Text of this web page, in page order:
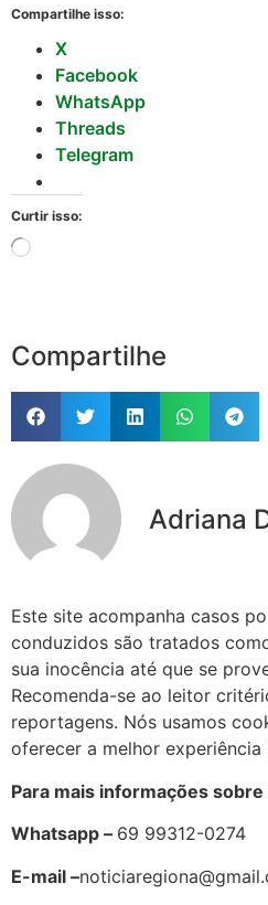
Compartilhe isso:
X
Facebook
WhatsApp
Threads
Telegram
Curtir isso:
Compartilhe
Adriana
Este site acompanha casos
conduzidos são tratados
sua inocência até que se
Recomenda-se ao leitor
reportagens. Nós usamos
oferecer a melhor experiência
Para mais informações
Whatsapp – 69 99312-0274
E-mail –